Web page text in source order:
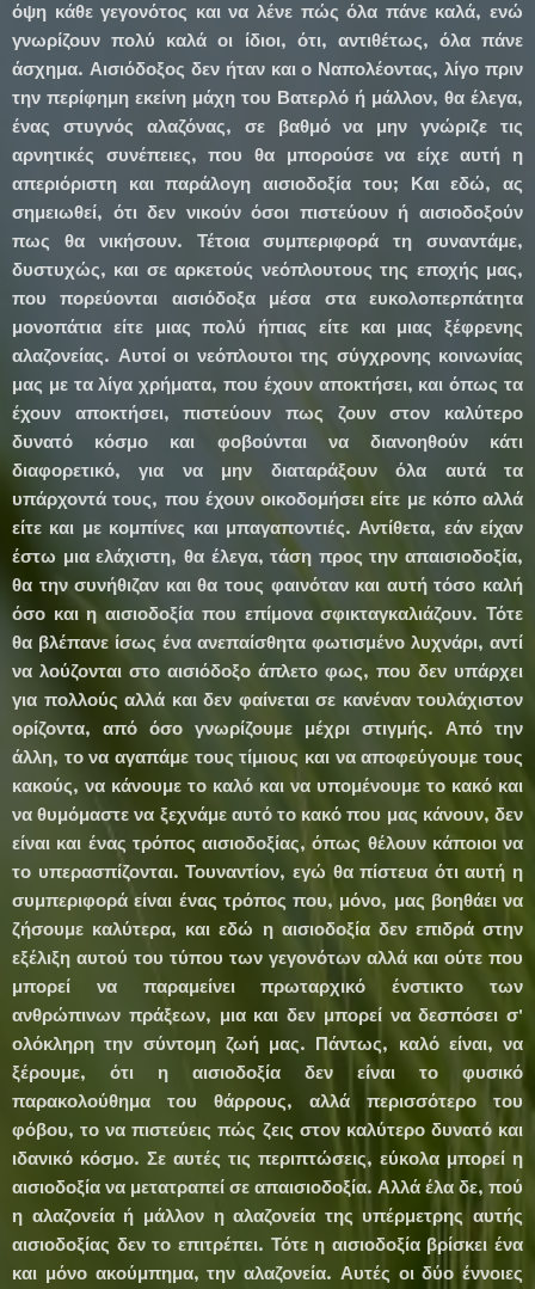
όψη κάθε γεγονότος και να λένε πώς όλα πάνε καλά, ενώ
γνωρίζουν πολύ καλά οι ίδιοι, ότι, αντιθέτως, όλα πάνε
άσχημα. Αισιόδοξος δεν ήταν και ο Ναπολέοντας, λίγο πριν
την περίφημη εκείνη μάχη του Βατερλό ή μάλλον, θα έλεγα,
ένας στυγνός αλαζόνας, σε βαθμό να μην γνώριζε τις
αρνητικές συνέπειες, που θα μπορούσε να είχε αυτή η
απεριόριστη και παράλογη αισιοδοξία του; Και εδώ, ας
σημειωθεί, ότι δεν νικούν όσοι πιστεύουν ή αισιοδοξούν
πως θα νικήσουν. Τέτοια συμπεριφορά τη συναντάμε,
δυστυχώς, και σε αρκετούς νεόπλουτους της εποχής μας,
που πορεύονται αισιόδοξα μέσα στα ευκολοπερπάτητα
μονοπάτια είτε μιας πολύ ήπιας είτε και μιας ξέφρενης
αλαζονείας. Αυτοί οι νεόπλουτοι της σύγχρονης κοινωνίας
μας με τα λίγα χρήματα, που έχουν αποκτήσει, και όπως τα
έχουν αποκτήσει, πιστεύουν πως ζουν στον καλύτερο
δυνατό κόσμο και φοβούνται να διανοηθούν κάτι
διαφορετικό, για να μην διαταράξουν όλα αυτά τα
υπάρχοντά τους, που έχουν οικοδομήσει είτε με κόπο αλλά
είτε και με κομπίνες και μπαγαποντιές. Αντίθετα, εάν είχαν
έστω μια ελάχιστη, θα έλεγα, τάση προς την απαισιοδοξία,
θα την συνήθιζαν και θα τους φαινόταν και αυτή τόσο καλή
όσο και η αισιοδοξία που επίμονα σφικταγκαλιάζουν. Τότε
θα βλέπανε ίσως ένα ανεπαίσθητα φωτισμένο λυχνάρι, αντί
να λούζονται στο αισιόδοξο άπλετο φως, που δεν υπάρχει
για πολλούς αλλά και δεν φαίνεται σε κανέναν τουλάχιστον
ορίζοντα, από όσο γνωρίζουμε μέχρι στιγμής. Από την
άλλη, το να αγαπάμε τους τίμιους και να αποφεύγουμε τους
κακούς, να κάνουμε το καλό και να υπομένουμε το κακό και
να θυμόμαστε να ξεχνάμε αυτό το κακό που μας κάνουν, δεν
είναι και ένας τρόπος αισιοδοξίας, όπως θέλουν κάποιοι να
το υπερασπίζονται. Τουναντίον, εγώ θα πίστευα ότι αυτή η
συμπεριφορά είναι ένας τρόπος που, μόνο, μας βοηθάει να
ζήσουμε καλύτερα, και εδώ η αισιοδοξία δεν επιδρά στην
εξέλιξη αυτού του τύπου των γεγονότων αλλά και ούτε που
μπορεί να παραμείνει πρωταρχικό ένστικτο των
ανθρώπινων πράξεων, μια και δεν μπορεί να δεσπόσει σ'
ολόκληρη την σύντομη ζωή μας. Πάντως, καλό είναι, να
ξέρουμε, ότι η αισιοδοξία δεν είναι το φυσικό
παρακολούθημα του θάρρους, αλλά περισσότερο του
φόβου, το να πιστεύεις πώς ζεις στον καλύτερο δυνατό και
ιδανικό κόσμο. Σε αυτές τις περιπτώσεις, εύκολα μπορεί η
αισιοδοξία να μετατραπεί σε απαισιοδοξία. Αλλά έλα δε, πού
η αλαζονεία ή μάλλον η αλαζονεία της υπέρμετρης αυτής
αισιοδοξίας δεν το επιτρέπει. Τότε η αισιοδοξία βρίσκει ένα
και μόνο ακούμπημα, την αλαζονεία. Αυτές οι δύο έννοιες